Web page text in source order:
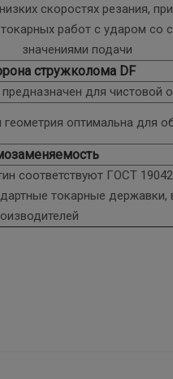
скоростях резания,
работ с ударом со
значениями подачи
стружколома DF
для чистовой
оптимальна для
соответствуют ГОСТ
токарные державки,